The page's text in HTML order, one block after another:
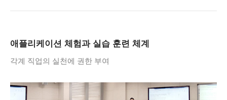
애플리케이션 체험과 실습 훈련 체계
각계 직업의 실천에 권한 부여